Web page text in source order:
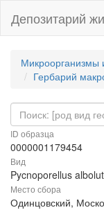
Депозитарий
Микроорганизмы
Гербарий
ID образца
0000001179454
Вид
Pycnoporellus
Место сбора
Одинцовский,